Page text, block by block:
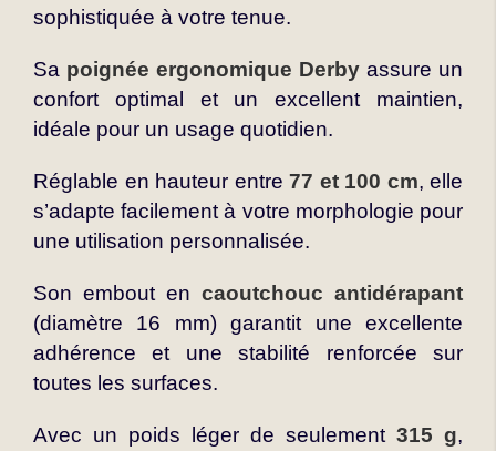
sophistiquée à votre tenue.
Sa poignée ergonomique Derby assure un
confort optimal et un excellent maintien,
idéale pour un usage quotidien.
Réglable en hauteur entre 77 et 100 cm, elle
s’adapte facilement à votre morphologie pour
une utilisation personnalisée.
Son embout en caoutchouc antidérapant
(diamètre 16 mm) garantit une excellente
adhérence et une stabilité renforcée sur
toutes les surfaces.
Avec un poids léger de seulement 315 g,